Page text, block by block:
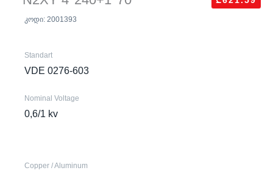
კოდი: 2001393
Standart
VDE 0276-603
Nominal Voltage
0,6/1 kv
Copper / Aluminum